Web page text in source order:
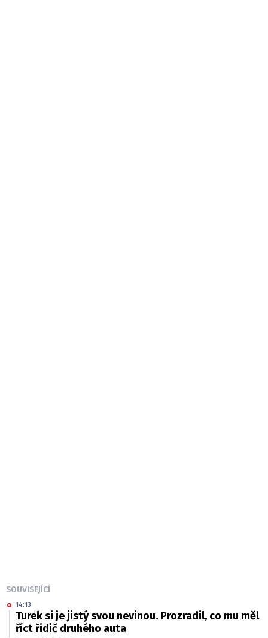
SOUVISEJÍCÍ
14:13
Turek si je jistý svou nevinou. Prozradil, co mu měl
říct řidič druhého auta